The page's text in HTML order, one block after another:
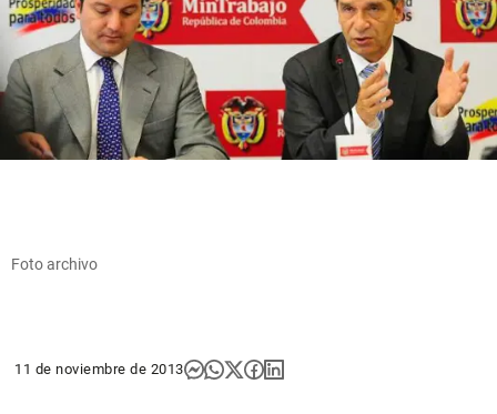
Foto archivo
11 de noviembre de 2013